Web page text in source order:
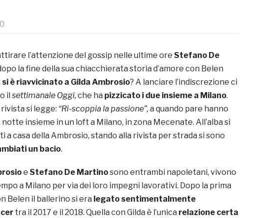
l’attenzione del gossip nelle ultime ore Stefano De
la fine della sua chiacchierata storia d’amore con Belen
si è riavvicinato a Gilda Ambrosio? A lanciare l’indiscrezione ci
il settimanale Oggi,che ha pizzicato i due insieme a Milano.
si legge: “Ri-scoppia la passione”,a quando pare hanno
notte insieme in un loft a Milano, in zona Mecenate. All’alba si
a casa della Ambrosio, stando alla rivista per strada si sono
un bacio.
e Stefano De Martinosono entrambi napoletani, vivono
a Milano per via dei loro impegni lavorativi. Dopo la prima
Belen il ballerino si era legato sentimentalmente
tra il 2017 e il 2018. Quella con Gilda è l’unica relazione certa